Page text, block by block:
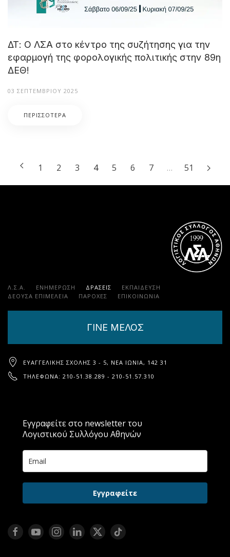
ΔΤ: Ο ΛΣΑ στο κέντρο της συζήτησης για την
εφαρμογή της φορολογικής πολιτικής στην 89η
ΔΕΘ!
03 ΣΕΠΤΕΜΒΡΊΟΥ 2025
ΠΕΡΙΣΣΌΤΕΡΑ
1 2 3 4 5 6 7 … 51
Λ.Σ.Α. ΕΝΗΜΕΡΩΣΗ ΔΡΑΣΕΙΣ
ΕΚΠΑΊΔΕΥΣΗ
ΔΕΟΥΣΑ ΕΠΙΜΕΛΕΙΑ
ΠΑΡΟΧΈΣ ΕΠΙΚΟΙΝΩΝΊΑ
ΓΙΝΕ ΜΕΛΟΣ
ΕΥΑΓΓΕΛΙΚΉΣ ΣΧΟΛΉΣ 3 - 5, ΝΈΑ ΙΩΝΊΑ, 142 31
ΤΗΛΈΦΩΝΑ: 210-51.38.289 - 210-51.57.310
Εγγραφείτε στο newsletter του
Λογιστικού Συλλόγου Αθηνών
Εγγραφείτε